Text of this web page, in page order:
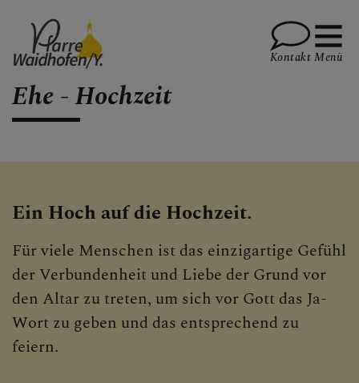
PFARRVERBAND-SEITE
AKTUELLES
TEMINKALENDER
Kontakt Menü
Ehe - Hochzeit
Ein Hoch auf die Hochzeit.
Für viele Menschen ist das einzigartige Gefühl
der Verbundenheit und Liebe der Grund vor
den Altar zu treten, um sich vor Gott das Ja-
Wort zu geben und das entsprechend zu
feiern.